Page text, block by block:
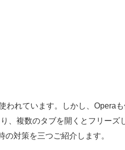
われています。しかし、Operaも
、複数のタブを開くとフリーズ
対策を三つご紹介します。